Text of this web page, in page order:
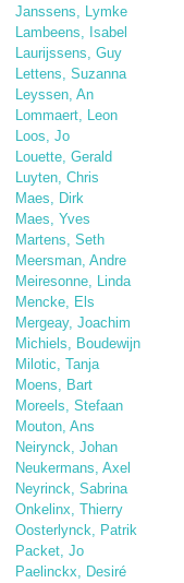
Janssens, Lymke
Lambeens, Isabel
Laurijssens, Guy
Lettens, Suzanna
Leyssen, An
Lommaert, Leon
Loos, Jo
Louette, Gerald
Luyten, Chris
Maes, Dirk
Maes, Yves
Martens, Seth
Meersman, Andre
Meiresonne, Linda
Mencke, Els
Mergeay, Joachim
Michiels, Boudewijn
Milotic, Tanja
Moens, Bart
Moreels, Stefaan
Mouton, Ans
Neirynck, Johan
Neukermans, Axel
Neyrinck, Sabrina
Onkelinx, Thierry
Oosterlynck, Patrik
Packet, Jo
Paelinckx, Desiré